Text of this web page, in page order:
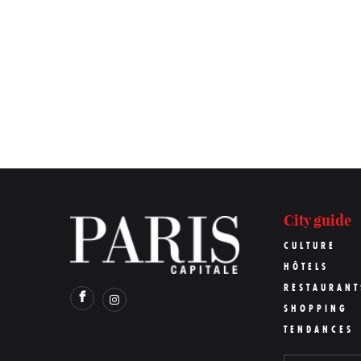
City guide
CULTURE
HÔTELS
SHOPPING
TENDANCES